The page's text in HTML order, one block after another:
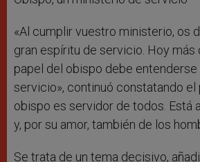
«Al cumplir vuestro ministerio, os
gran espíritu de servicio. Hoy más
papel del obispo debe
servicio», continuó constatando el
obispo es servidor de todos. Está
y, por su amor, también de los
Se trata de un tema decisivo,